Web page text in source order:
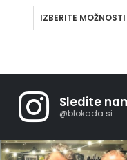
IZBERITE MOŽNOSTI
Sledite
@blokada.si